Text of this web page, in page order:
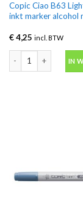
Copic Ciao B63
inkt marker alcohol
€4,25 incl. BTW
Copic Ciao B63
IN